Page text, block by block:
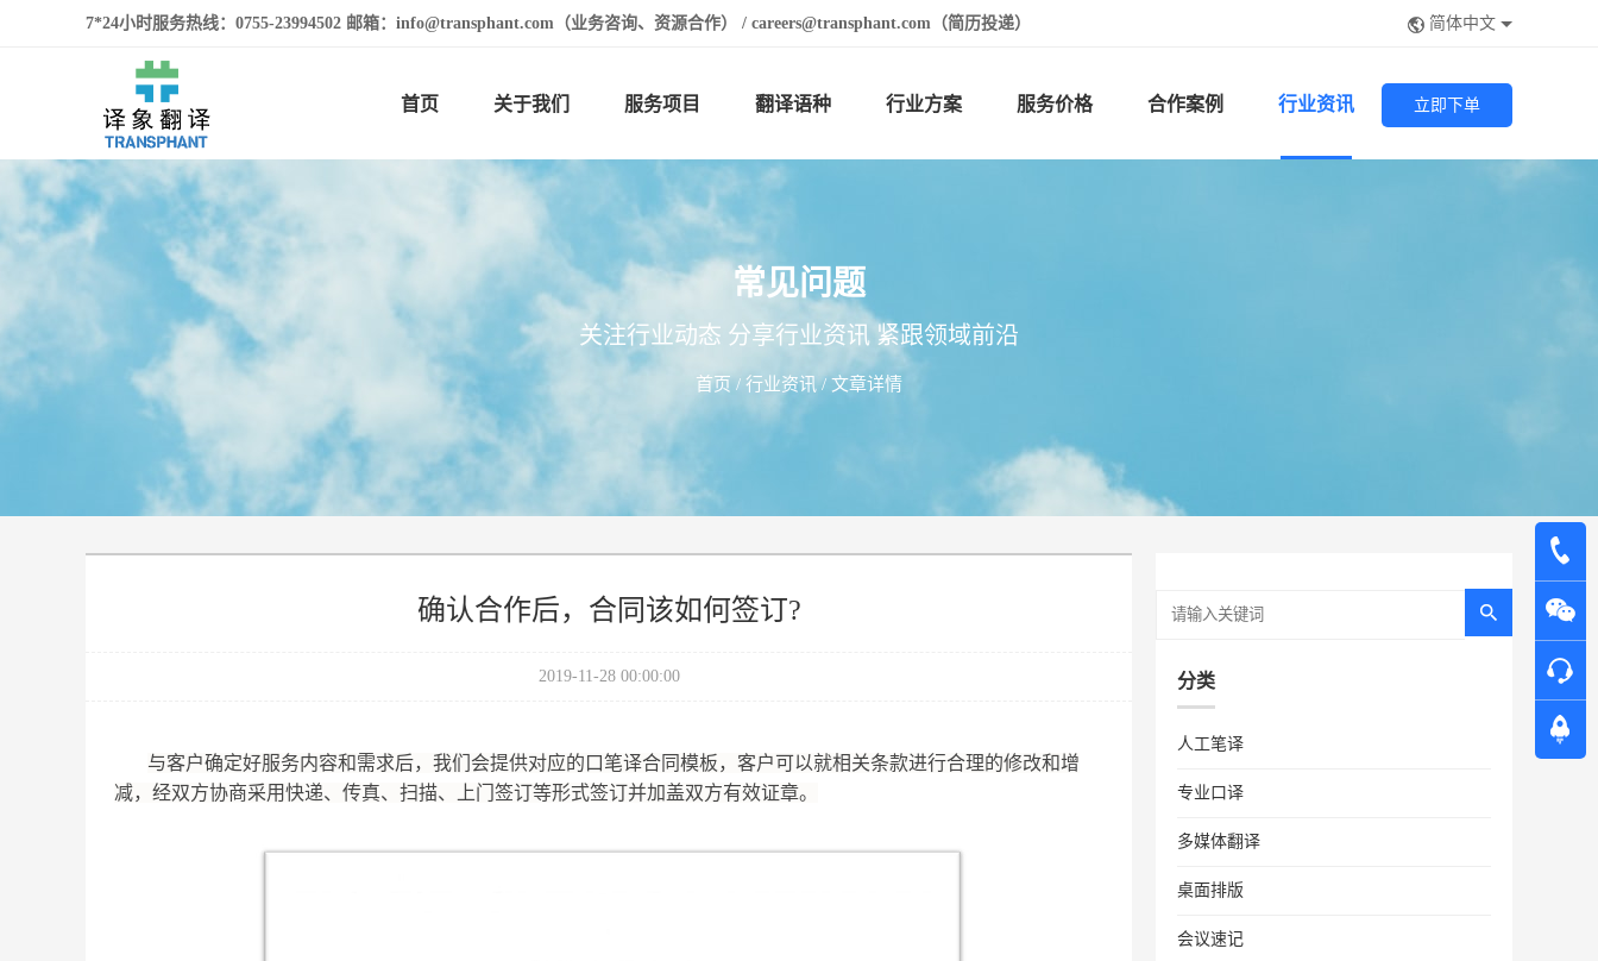
7*24小时服务热线：0755-23994502 邮箱：info@transphant.com（业务咨询、资源合作） / careers@transphant.com（简历投递） 简体中文
首页 关于我们 服务项目 翻译语种 行业方案 服务价格 合作案例 行业资讯 立即下单
常见问题
关注行业动态 分享行业资讯 紧跟领域前沿
首页/ 行业资讯/ 文章详情
确认合作后，合同该如何签订?
2019-11-28 00:00:00
与客户确定好服务内容和需求后，我们会提供对应的口笔译合同模板，客户可以就相关条款进行合理的修改和增
减，经双方协商采用快递、传真、扫描、上门签订等形式签订并加盖双方有效证章。
分类
人工笔译
专业口译
多媒体翻译
桌面排版
会议速记